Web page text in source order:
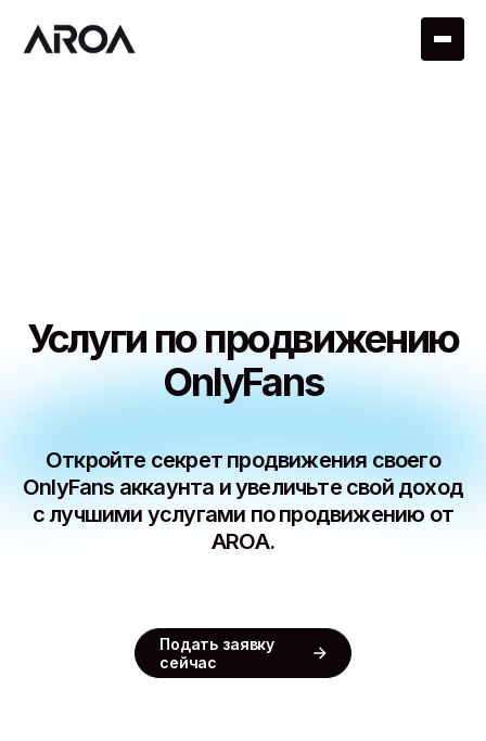
Услуги по продвижению
OnlyFans
Откройте секрет продвижения своего
OnlyFans аккаунта и увеличьте свой доход
с лучшими услугами по продвижению от
AROA.
Подать заявку
сейчас